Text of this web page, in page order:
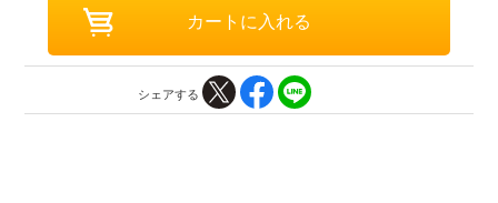
シェアする